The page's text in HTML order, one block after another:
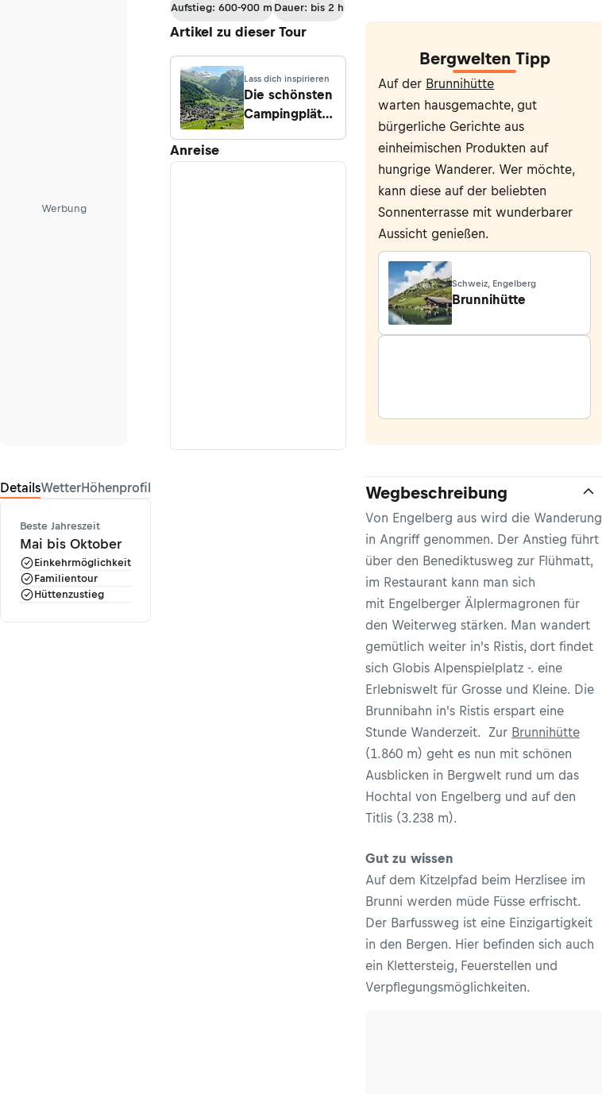
Werbung
DetailsWetterHöhenprofil
Beste Jahreszeit
Mai bis Oktober
Einkehrmöglichkeit
Familientour
Hüttenzustieg
Aufstieg: 600-900 m Dauer: bis 2 h
Artikel zu dieser Tour
Lass dich inspirieren
Die schönsten
Campingplätze
Anreise
Bergwelten Tipp
Auf der Brunnihütte
warten hausgemachte, gut
bürgerliche Gerichte aus
einheimischen Produkten auf
hungrige Wanderer. Wer möchte,
kann diese auf der beliebten
Sonnenterrasse mit wunderbarer
Aussicht genießen.
Schweiz, Engelberg
Brunnihütte
Wegbeschreibung
Von Engelberg aus wird die Wanderung
in Angriff genommen. Der Anstieg führt
über den Benediktusweg zur Flühmatt,
im Restaurant kann man sich
mit Engelberger Älplermagronen für
den Weiterweg stärken. Man wandert
gemütlich weiter in's Ristis, dort findet
sich Globis Alpenspielplatz -. eine
Erlebniswelt für Grosse und Kleine. Die
Brunnibahn in's Ristis erspart eine
Stunde Wanderzeit. Zur Brunnihütte
(1.860 m) geht es nun mit schönen
Ausblicken in Bergwelt rund um das
Hochtal von Engelberg und auf den
Titlis (3.238 m).
Gut zu wissen
Auf dem Kitzelpfad beim Herzlisee im
Brunni werden müde Füsse erfrischt.
Der Barfussweg ist eine Einzigartigkeit
in den Bergen. Hier befinden sich auch
ein Klettersteig, Feuerstellen und
Verpflegungsmöglichkeiten.